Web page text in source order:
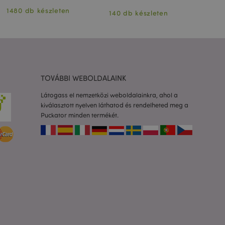
1480 db készleten 140 db készleten
TOVÁBBI WEBOLDALAINK
Látogass el nemzetközi weboldalainkra, ahol a
kiválasztott nyelven láthatod és rendelheted meg a
Puckator minden termékét.
2 rendszer
fűz hozzá az
hogy
a szerveren.
információk
ki a helyi
megtisztítja a
állítja.